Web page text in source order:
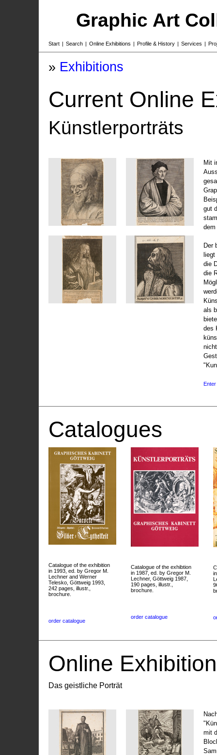
Graphic Art
Start | Search | Online Exhibitions | Profile & History | Services |
» Exhibitions
Current Online
Künstlerporträts
Mit
gut
dem
Der
die
die
als
des
Enter
Catalogues
Catalogue of the exhibition
in 1993, ed. by Gregor M.
Lechner and Werner
Telesko, Göttweig 1993,
242 pages, illustr.,
brochure.
order catalogue
Catalogue of the exhibtion
in 1987, ed. by Gregor M.
Lechner, Göttweig 1987,
190 pages, illustr.,
brochure.
order catalogue
Online
Das geistliche Porträt
mit